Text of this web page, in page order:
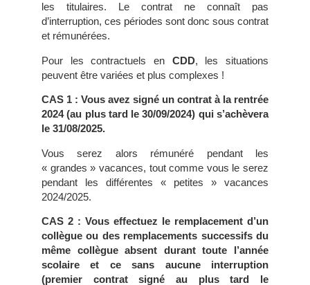
les titulaires. Le contrat ne connaît pas
d’interruption, ces périodes sont donc sous contrat
et rémunérées.
Pour les contractuels en CDD, les situations
peuvent être variées et plus complexes !
CAS 1 : Vous avez signé un contrat à la rentrée
2024 (au plus tard le 30/09/2024) qui s’achèvera
le 31/08/2025.
Vous serez alors rémunéré pendant les
« grandes » vacances, tout comme vous le serez
pendant les différentes « petites » vacances
2024/2025.
CAS 2 : Vous effectuez le remplacement d’un
collègue ou des remplacements successifs du
même collègue absent durant toute l’année
scolaire et ce sans aucune interruption
(premier contrat signé au plus tard le